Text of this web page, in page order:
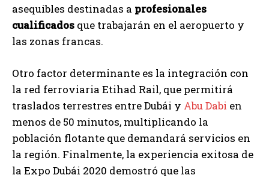
asequibles destinadas a profesionales
cualificados que trabajarán en el aeropuerto y
las zonas francas.
Otro factor determinante es la integración con
la red ferroviaria Etihad Rail, que permitirá
traslados terrestres entre Dubái y Abu Dabi en
menos de 50 minutos, multiplicando la
población flotante que demandará servicios en
la región. Finalmente, la experiencia exitosa de
la Expo Dubái 2020 demostró que las